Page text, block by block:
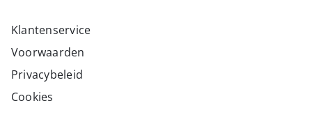
Klantenservice
Voorwaarden
Privacybeleid
Cookies